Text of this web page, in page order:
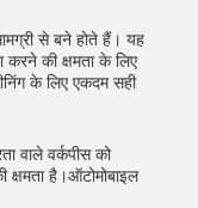
से बने होते हैं। यह
करने की क्षमता के लिए
के लिए एकदम सही
वाले वर्कपीस को
है।ऑटोमोबाइल